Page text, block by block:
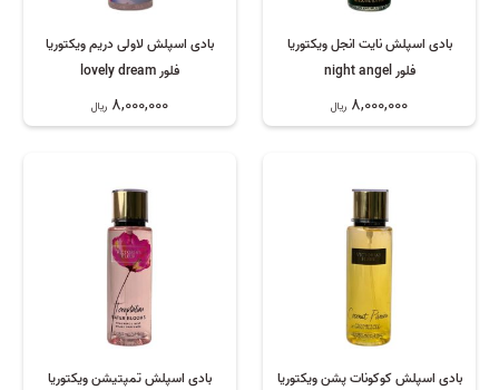
بادی اسپلش نایت انجل ویکتوریا
فلور night angel
8,000,000 ریال
بادی اسپلش لاولی دریم ویکتوریا
فلور lovely dream
8,000,000 ریال
بادی اسپلش کوکونات پشن ویکتوریا
بادی اسپلش تمپتیشن ویکتوریا